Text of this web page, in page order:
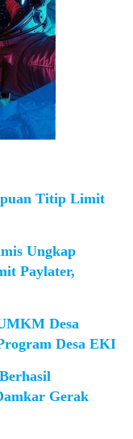
Titip Limit
Ungkap
Paylater,
Desa
Desa EKI
Gerak